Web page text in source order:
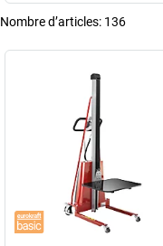
Nombre d’articles: 136